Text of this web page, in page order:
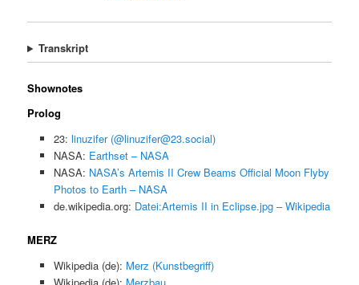
Transkript
Shownotes
Prolog
23: linuzifer (@linuzifer@23.social)
NASA: Earthset – NASA
NASA: NASA’s Artemis II Crew Beams Official Moon Flyby
Photos to Earth – NASA
de.wikipedia.org: Datei:Artemis II in Eclipse.jpg – Wikipedia
MERZ
Wikipedia (de): Merz (Kunstbegriff)
Wikipedia (de): Merzbau